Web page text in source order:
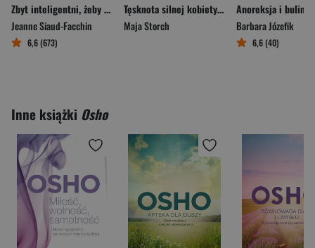
Zbyt inteligentni, żeby żyć szczęśliwie
Jeanne Siaud-Facchin
6,6 (673)
Tęsknota silnej kobiety za silnym mężczyzną
Maja Storch
Barbara Józefik
6,6 (40)
Inne książki Osho